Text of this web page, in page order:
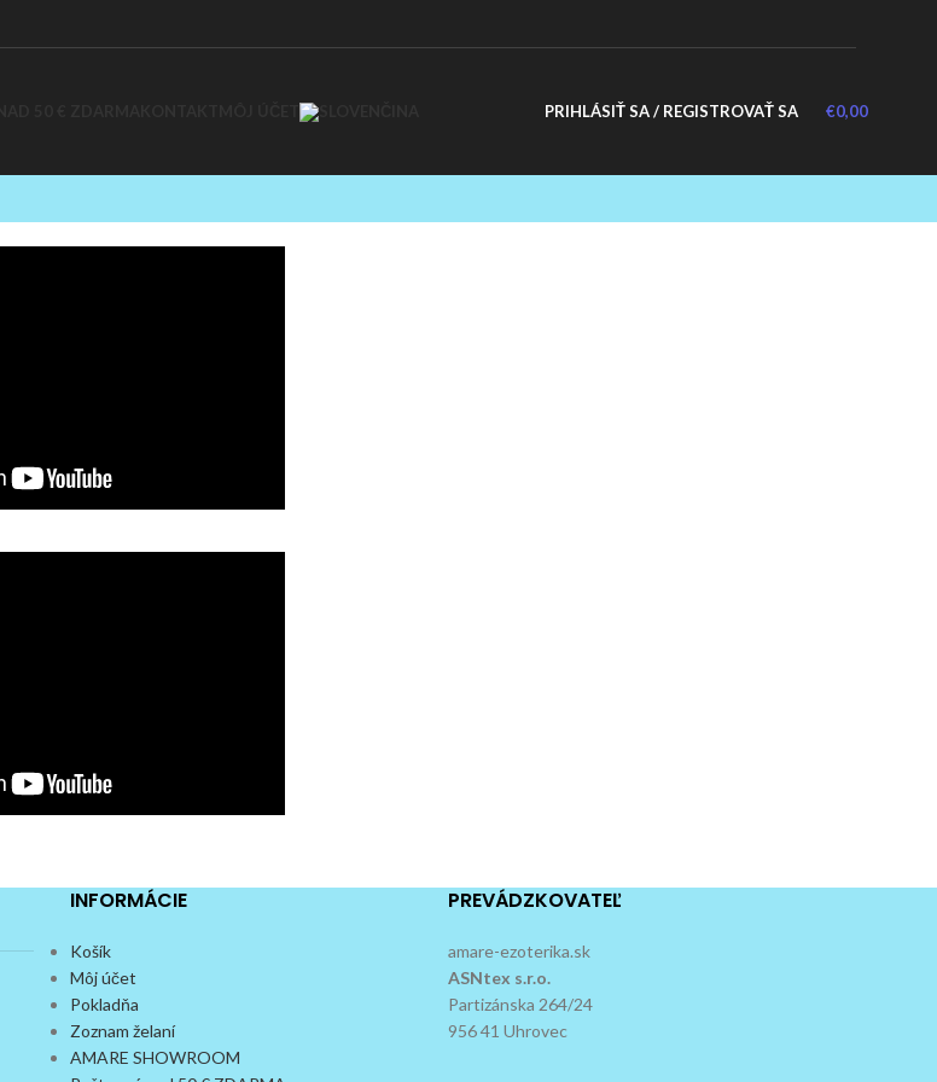
PRIHLÁSIŤ SA / REGISTROVAŤ SA €0,00
INFORMÁCIE
Košík
Môj účet
Pokladňa
Zoznam želaní
AMARE SHOWROOM
PREVÁDZKOVATEĽ
amare-ezoterika.sk
ASNtex s.r.o.
Partizánska 264/24
956 41 Uhrovec